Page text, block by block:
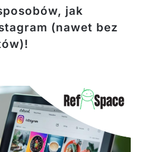
jak
(nawet bez